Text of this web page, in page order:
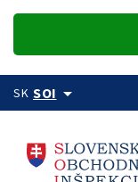
SK SOIarrow_drop_down